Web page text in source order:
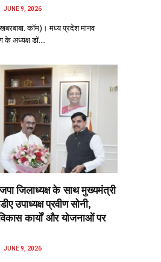
JUNE 9, 2026
कॉम)। मध्य प्रदेश मानव
के अध्यक्ष डॉ.…
जिलाध्यक्ष के साथ मुख्यमंत्री
उपाध्यक्ष प्रवीण सोनी,
कार्यों और योजनाओं पर
JUNE 9, 2026